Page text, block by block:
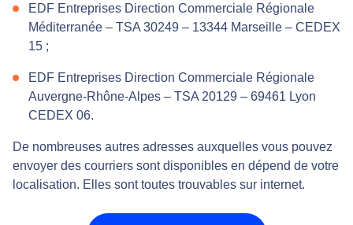
EDF Entreprises Direction Commerciale Régionale
Méditerranée – TSA 30249 – 13344 Marseille – CEDEX
15 ;
EDF Entreprises Direction Commerciale Régionale
Auvergne-Rhône-Alpes – TSA 20129 – 69461 Lyon
CEDEX 06.
De nombreuses autres adresses auxquelles vous pouvez
envoyer des courriers sont disponibles en dépend de votre
localisation. Elles sont toutes trouvables sur internet.